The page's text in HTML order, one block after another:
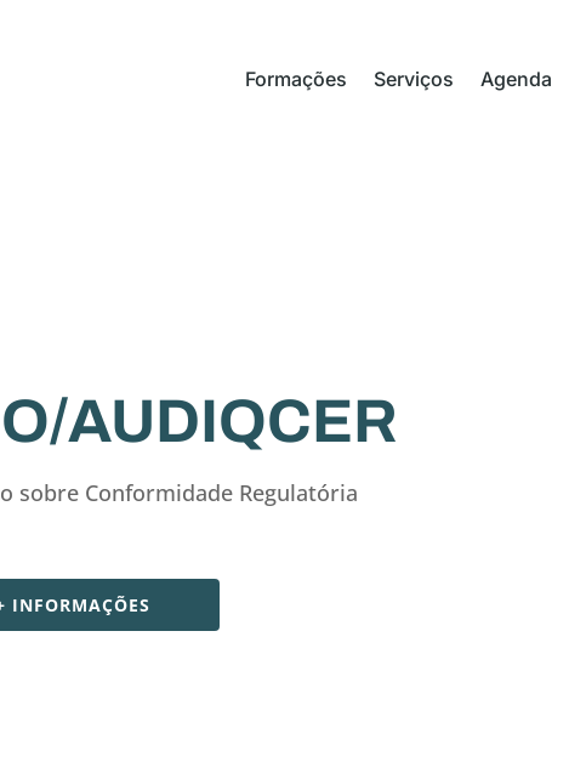
Formações Serviços Agenda
AUDIQCER
sobre Conformidade Regulatória
INFORMAÇÕES